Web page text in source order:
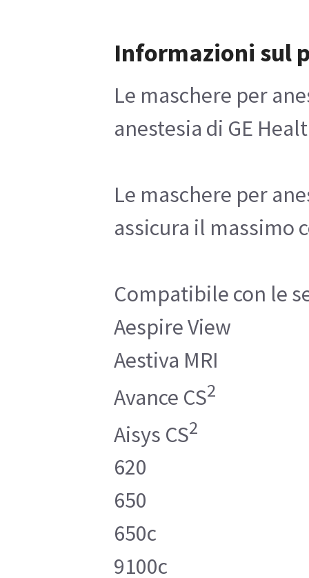
Informazioni sul
Le maschere per
anestesia di GE
Le maschere per
assicura il massimo
Compatibile con le
Aespire View
Aestiva MRI
Avance CS2
Aisys CS2
620
650
650c
9100c